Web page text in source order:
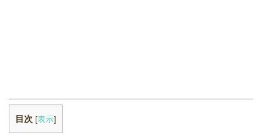
目次 [表示]